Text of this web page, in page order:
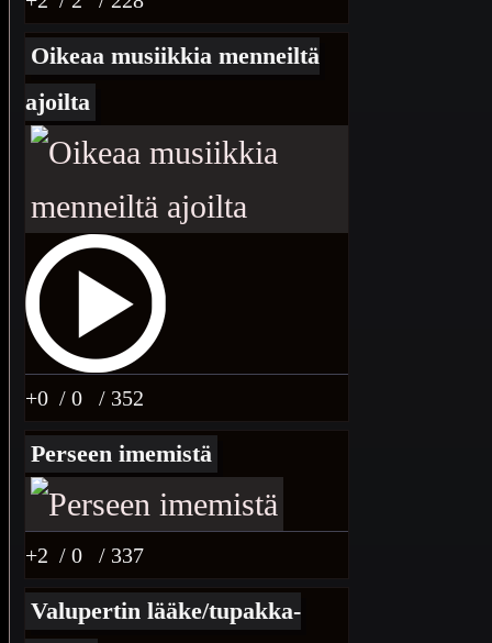
Oikeaa musiikkia menneiltä
ajoilta
+0 / 0 / 352
Perseen imemistä
+2 / 0 / 337
Valupertin lääke/tupakka-